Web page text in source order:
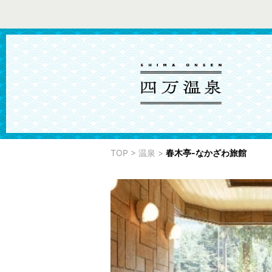
TOP > 温泉 > 春木亭-なかざわ旅館